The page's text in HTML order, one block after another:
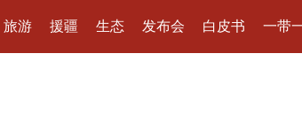
旅游 援疆 生态 发布会 白皮书 一带